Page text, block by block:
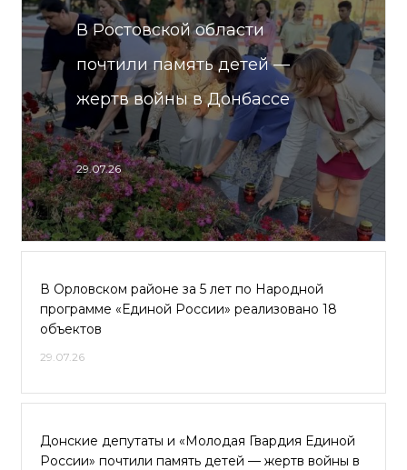
В Ростовской области
почтили память детей —
жертв войны в Донбассе
29.07.26
В Орловском районе за 5 лет по Народной
программе «Единой России» реализовано 18
объектов
29.07.26
Донские депутаты и «Молодая Гвардия Единой
России» почтили память детей — жертв войны в